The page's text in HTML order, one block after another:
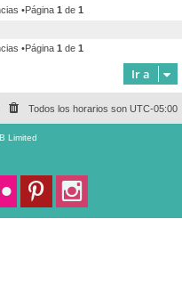
•Página 1 de 1
•Página 1 de 1
Ir a
Todos los horarios son UTC-05:00
Limited